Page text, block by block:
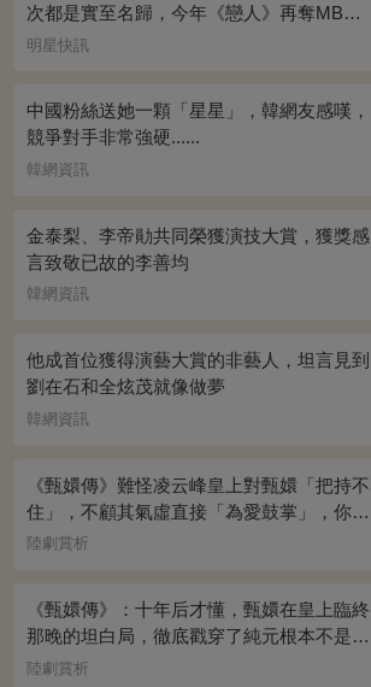
次都是實至名歸，今年《戀人》再奪MBC
演技大賞
明星快訊
中國粉絲送她一顆「星星」，韓網友感嘆，
競爭對手非常強硬......
韓網資訊
金泰梨、李帝勛共同榮獲演技大賞，獲獎感
言致敬已故的李善均
韓網資訊
他成首位獲得演藝大賞的非藝人，坦言見到
劉在石和全炫茂就像做夢
韓網資訊
《甄嬛傳》難怪凌云峰皇上對甄嬛「把持不
住」，不顧其氣虛直接「為愛鼓掌」，你看
桌上放的啥？簡直一目了然
陸劇賞析
《甄嬛傳》：十年后才懂，甄嬛在皇上臨終
那晚的坦白局，徹底戳穿了純元根本不是被
宜修害死的真相！
陸劇賞析